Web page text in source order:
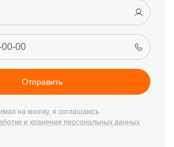
Отправить
на кнопку, я соглашаюсь
и хранения персональных данных